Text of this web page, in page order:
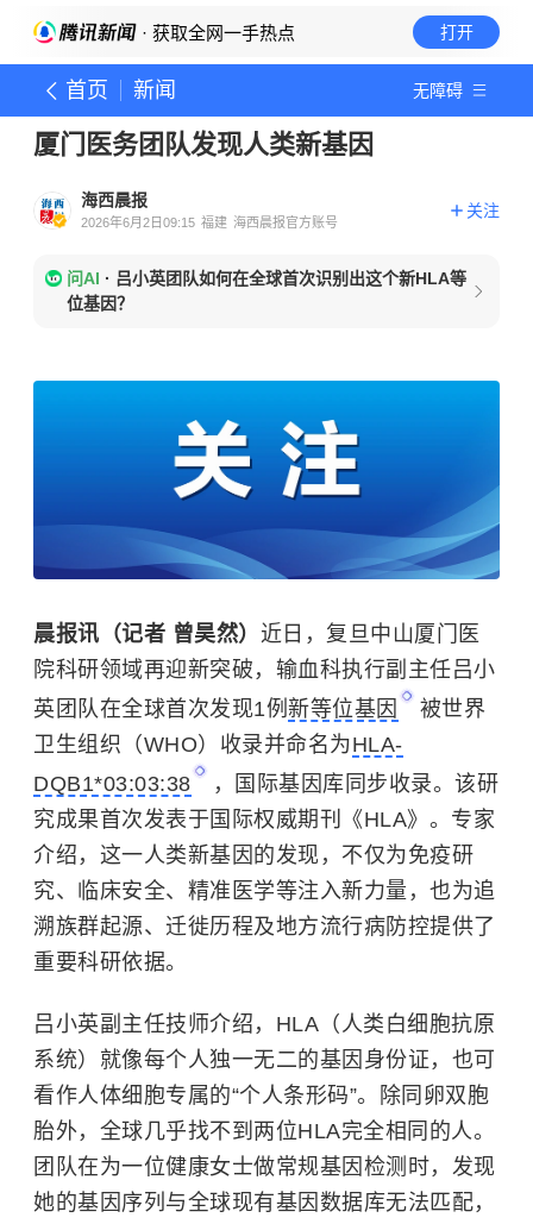
· 获取全网一手热点 打开
首页 新闻 无障碍
厦门医务团队发现人类新基因
海西晨报
2026年6月2日09:15 福建 海西晨报官方账号
关注
问AI · 吕小英团队如何在全球首次识别出这个新HLA等
位基因？
晨报讯（记者 曾昊然） 近日，复旦中山厦门医
院科研领域再迎新突破，输血科执行副主任吕小
英团队在全球首次发现1例 新等位基因
被世界
卫生组织（WHO）收录并命名为HLA-
DQB1*03:03:38
，国际基因库同步收录。该研
究成果首次发表于国际权威期刊《HLA》。专家
介绍，这一人类新基因的发现，不仅为免疫研
究、临床安全、精准医学等注入新力量，也为追
溯族群起源、迁徙历程及地方流行病防控提供了
重要科研依据。
吕小英副主任技师介绍，HLA（人类白细胞抗原
系统）就像每个人独一无二的基因身份证，也可
看作人体细胞专属的“个人条形码”。除同卵双胞
胎外，全球几乎找不到两位HLA完全相同的人。
团队在为一位健康女士做常规基因检测时，发现
她的基因序列与全球现有基因数据库无法匹配，